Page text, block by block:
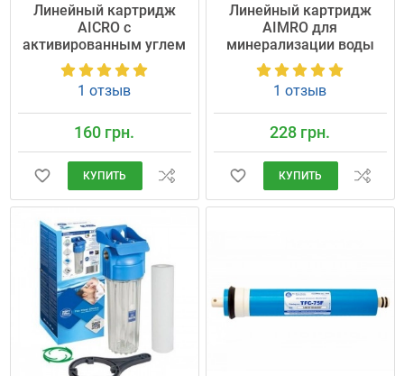
Линейный картридж
AICRO с
активированным углем
1 отзыв
160 грн.
КУПИТЬ
Линейный картридж
AIMRO для
минерализации воды
1 отзыв
228 грн.
КУПИТЬ